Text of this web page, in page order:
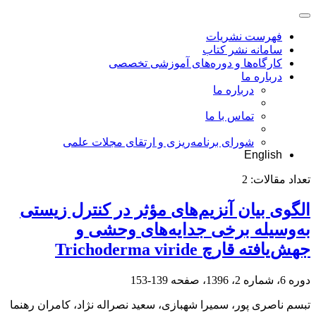
فهرست نشریات
سامانه نشر کتاب
کارگاه‌ها و دوره‌های آموزشی تخصصی
درباره ما
درباره ما
تماس با ما
شورای برنامه‌ریزی و ارتقای مجلات علمی
English
تعداد مقالات: 2
الگوی بیان آنزیم‌های مؤثر در کنترل زیستی
به‌وسیله برخی جدایه‌های وحشی و
جهش‌یافته قارچ Trichoderma viride
دوره 6، شماره 2، 1396، صفحه 139-153
تبسم ناصری پور، سمیرا شهبازی، سعید نصراله نژاد، کامران رهنما